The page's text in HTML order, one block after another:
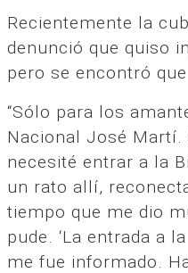
Recientemente la
denunció que quiso
pero se encontró
“Sólo para los
Nacional José Martí.
necesité entrar a la
un rato allí,
tiempo que me dio
pude. ‘La entrada a
me fue informado.